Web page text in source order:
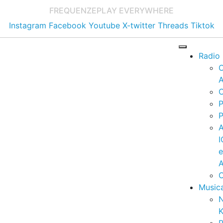
FREQUENZEPLAY EVERYWHERE
Instagram Facebook Youtube X-twitter Threads Tiktok
Radio
e